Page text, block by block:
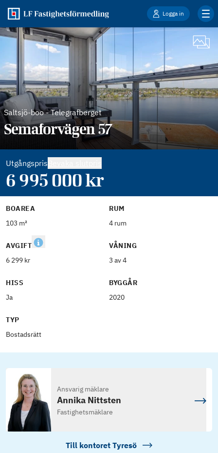
Logga in
Saltsjö-boo-Telegrafberget
Semaforvägen 57
Utgångspris
6 995 000kr
BOAREA
103 m²
RUM
4 rum
AVGIFT
6 299 kr
VÅNING
3 av 4
HISS
Ja
BYGGÅR
2020
TYP
Bostadsrätt
Ansvarig mäklare
Annika Nittsten
Fastighetsmäklare
Till kontoret Tyresö